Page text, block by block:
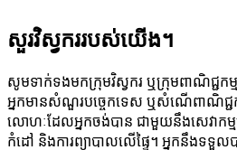
សួរវិស្វកររបស់យើង។
សូមទាក់ទងមកក្រុមវិស្វករ ឬក្រុមពាណិជ្ជក
អ្នកមានសំណួរបច្ចេកទេស ឬសំណើពាណិជ្ជ
លោហៈដែលអ្នកចង់បាន ជាមួយនឹងសេវាកម្ម
កំដៅ និងការព្យាបាលលើផ្ទៃ។ អ្នកនឹងទទួល